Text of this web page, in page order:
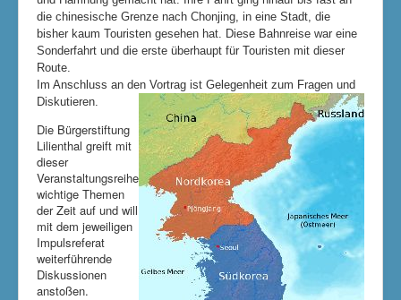
die chinesische Grenze nach Chonjing, in eine Stadt, die
bisher kaum Touristen gesehen hat. Diese Bahnreise war eine
Sonderfahrt und die erste überhaupt für Touristen mit dieser
Route.
Im Anschluss an den Vortrag ist Gelegenheit zum Fragen und
Diskutieren.
Die Bürgerstiftung
Lilienthal greift mit
dieser
Veranstaltungsreihe
wichtige Themen
der Zeit auf und will
mit dem jeweiligen
Impulsreferat
weiterführende
Diskussionen
anstoßen.